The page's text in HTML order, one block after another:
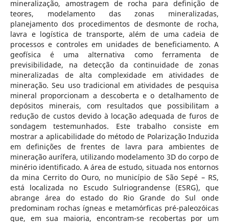
mineralização, amostragem de rocha para definição de
teores, modelamento das zonas mineralizadas,
planejamento dos procedimentos de desmonte de rocha,
lavra e logística de transporte, além de uma cadeia de
processos e controles em unidades de beneficiamento. A
geofísica é uma alternativa como ferramenta de
previsibilidade, na detecção da continuidade de zonas
mineralizadas de alta complexidade em atividades de
mineração. Seu uso tradicional em atividades de pesquisa
mineral proporcionam a descoberta e o detalhamento de
depósitos minerais, com resultados que possibilitam a
redução de custos devido à locação adequada de furos de
sondagem testemunhados. Este trabalho consiste em
mostrar a aplicabilidade do método de Polarização Induzida
em definições de frentes de lavra para ambientes de
mineração aurífera, utilizando modelamento 3D do corpo de
minério identificado. A área de estudo, situada nos entornos
da mina Cerrito do Ouro, no município de São Sepé – RS,
está localizada no Escudo Sulriograndense (ESRG), que
abrange área do estado do Rio Grande do Sul onde
predominam rochas ígneas e metamórficas pré-paleozóicas
que, em sua maioria, encontram-se recobertas por um